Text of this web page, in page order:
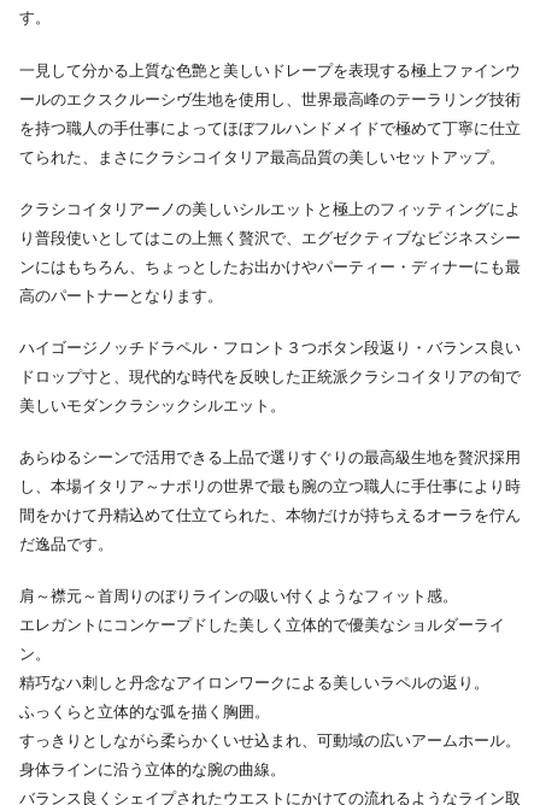
す。
一見して分かる上質な色艶と美しいドレープを表現する極上ファインウ
ールのエクスクルーシヴ生地を使用し、世界最高峰のテーラリング技術
を持つ職人の手仕事によってほぼフルハンドメイドで極めて丁寧に仕立
てられた、まさにクラシコイタリア最高品質の美しいセットアップ。
クラシコイタリアーノの美しいシルエットと極上のフィッティングによ
り普段使いとしてはこの上無く贅沢で、エグゼクティブなビジネスシー
ンにはもちろん、ちょっとしたお出かけやパーティー・ディナーにも最
高のパートナーとなります。
ハイゴージノッチドラペル・フロント３つボタン段返り・バランス良い
ドロップ寸と、現代的な時代を反映した正統派クラシコイタリアの旬で
美しいモダンクラシックシルエット。
あらゆるシーンで活用できる上品で選りすぐりの最高級生地を贅沢採用
し、本場イタリア～ナポリの世界で最も腕の立つ職人に手仕事により時
間をかけて丹精込めて仕立てられた、本物だけが持ちえるオーラを佇ん
だ逸品です。
肩～襟元～首周りのぼりラインの吸い付くようなフィット感。
エレガントにコンケープドした美しく立体的で優美なショルダーライ
ン。
精巧なハ刺しと丹念なアイロンワークによる美しいラペルの返り。
ふっくらと立体的な弧を描く胸囲。
すっきりとしながら柔らかくいせ込まれ、可動域の広いアームホール。
身体ラインに沿う立体的な腕の曲線。
バランス良くシェイプされたウエストにかけての流れるようなライン取